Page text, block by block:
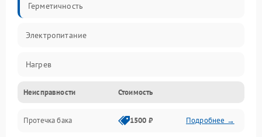
Герметичность
Электропитание
Нагрев
Датчики
Механика
Неисправности Стоимость
Протечка бака 1500 ₽ Подробнее →